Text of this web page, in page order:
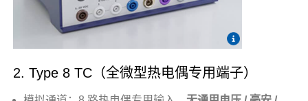
2. Type 8 TC（全微型热电偶专用端子）